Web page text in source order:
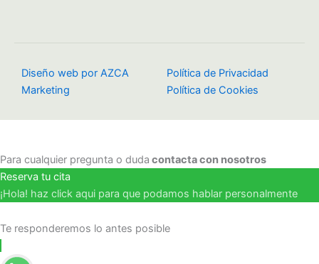
Diseño web por AZCA
Marketing
Política de Privacidad
Política de Cookies
Para cualquier pregunta o duda contacta con nosotros
Reserva tu cita
¡Hola! haz click aqui para que podamos hablar personalmente
Te responderemos lo antes posible